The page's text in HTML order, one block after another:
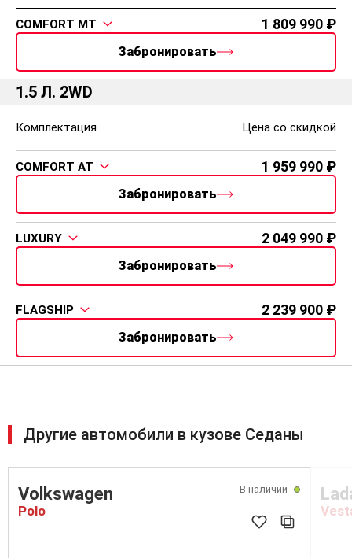
розетка 12В
Разъемы сзади - разъём USB
Задние датчики парковки
Система напоминания о забытых вещах на 2-м ряду
сидений
COMFORT MT 1 809 990
Забронировать
1.5 Л. 2WD
Комплектация Цена со скидкой
COMFORT AT 1 959 990
Забронировать
LUXURY 2 049 990
Забронировать
FLAGSHIP 2 239 900
Забронировать
Другие автомобили в кузове Седаны
В наличии
Volkswagen
Polo